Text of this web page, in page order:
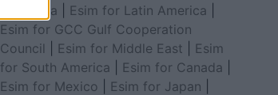
for Africa
Esim for Latin America
Esim for GCC Gulf Cooperation
Council
Esim for Middle East
Esim
for South America
Esim for Canada
Esim for Mexico
Esim for Japan